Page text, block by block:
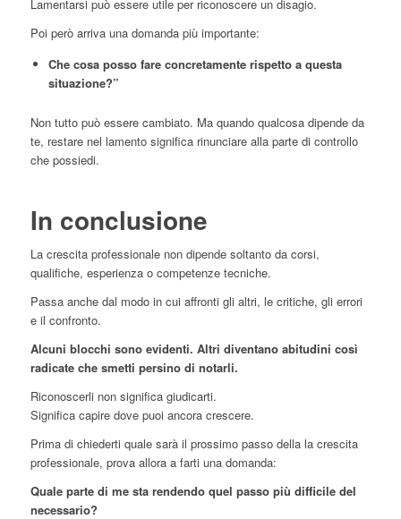
Lamentarsi può essere utile per riconoscere un disagio.
Poi però arriva una domanda più importante:
Che cosa posso fare concretamente rispetto a questa
situazione?”
Non tutto può essere cambiato. Ma quando qualcosa dipende da
te, restare nel lamento significa rinunciare alla parte di controllo
che possiedi.
In conclusione
La crescita professionale non dipende soltanto da corsi,
qualifiche, esperienza o competenze tecniche.
Passa anche dal modo in cui affronti gli altri, le critiche, gli errori
e il confronto.
Alcuni blocchi sono evidenti. Altri diventano abitudini così
radicate che smetti persino di notarli.
Riconoscerli non significa giudicarti.
Significa capire dove puoi ancora crescere.
Prima di chiederti quale sarà il prossimo passo della la crescita
professionale, prova allora a farti una domanda:
Quale parte di me sta rendendo quel passo più difficile del
necessario?